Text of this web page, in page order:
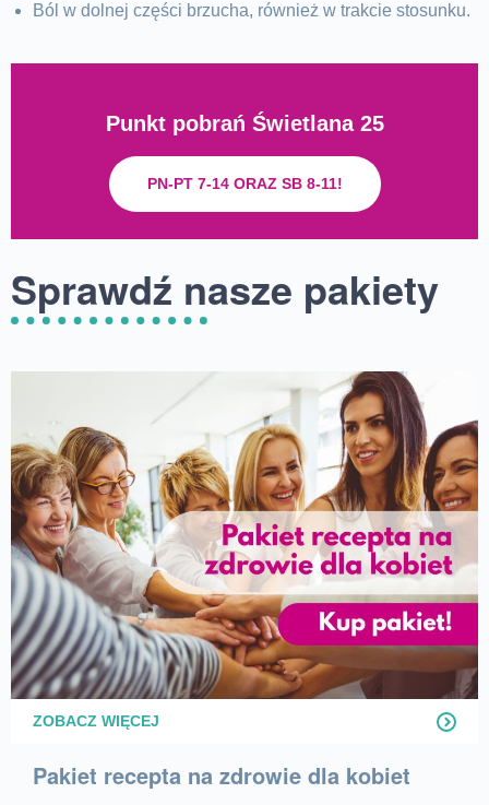
Ból w dolnej części brzucha, również w trakcie stosunku.
Punkt pobrań Świetlana 25
PN-PT 7-14 ORAZ SB 8-11!
Sprawdź nasze pakiety
ZOBACZ WIĘCEJ
Pakiet recepta na zdrowie dla kobiet